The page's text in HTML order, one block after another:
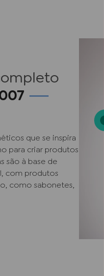
que se inspira
para criar produtos
são à base de
com produtos
como sabonetes,